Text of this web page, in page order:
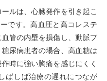
ルは、心臓発作を引き起こ
です。高血圧と高コレステ
管の内壁を損傷し、動脈プ
尿病患者の場合、高血糖は
時に強い胸痛を感じにくく
ばしば治療の遅れにつなが